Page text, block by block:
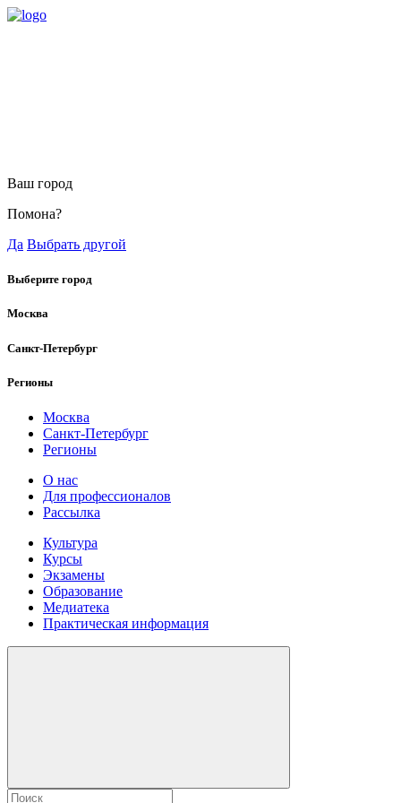
Ваш город
Помона?
Да Выбрать другой
Выберите город
Москва
Санкт-Петербург
Регионы
Москва
Санкт-Петербург
Регионы
О нас
Для профессионалов
Рассылка
Культура
Курсы
Экзамены
Образование
Медиатека
Практическая информация